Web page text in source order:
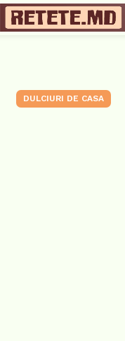
DULCIURI DE CASA